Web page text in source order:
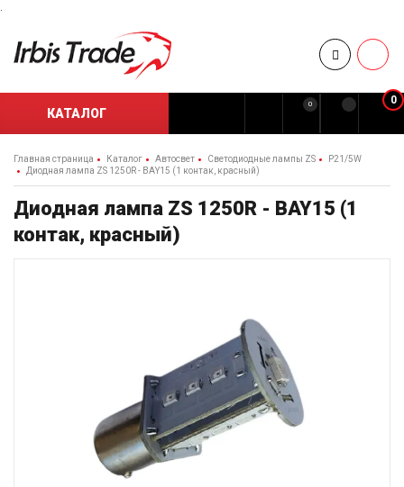
.
КАТАЛОГ
0 0
Главная страница Каталог Автосвет Светодиодные лампы ZS
P21/5W
Диодная лампа ZS 1250R - BAY15 (1 контак, красный)
Диодная лампа ZS 1250R - BAY15 (1
контак, красный)